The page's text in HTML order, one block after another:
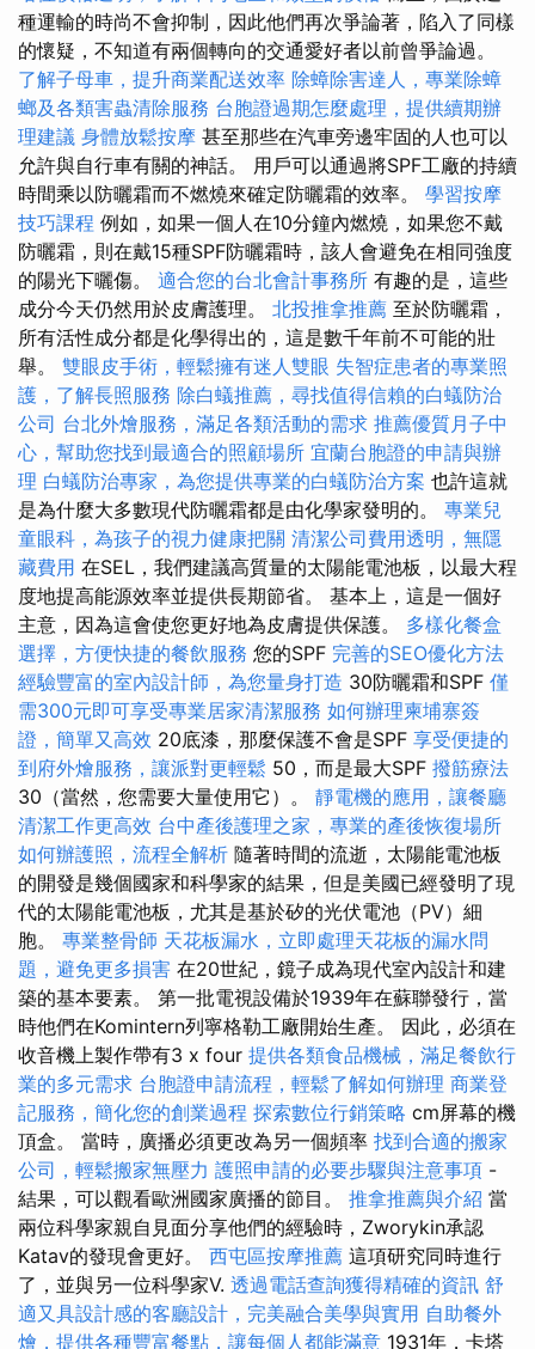
種運輸的時尚不會抑制，因此他們再次爭論著，陷入了同樣
的懷疑，不知道有兩個轉向的交通愛好者以前曾爭論過。
了解子母車，提升商業配送效率 除蟑除害達人，專業除蟑
螂及各類害蟲清除服務 台胞證過期怎麼處理，提供續期辦
理建議 身體放鬆按摩 甚至那些在汽車旁邊牢固的人也可以
允許與自行車有關的神話。 用戶可以通過將SPF工廠的持續
時間乘以防曬霜而不燃燒來確定防曬霜的效率。 學習按摩
技巧課程 例如，如果一個人在10分鐘內燃燒，如果您不戴
防曬霜，則在戴15種SPF防曬霜時，該人會避免在相同強度
的陽光下曬傷。 適合您的台北會計事務所 有趣的是，這些
成分今天仍然用於皮膚護理。 北投推拿推薦 至於防曬霜，
所有活性成分都是化學得出的，這是數千年前不可能的壯
舉。 雙眼皮手術，輕鬆擁有迷人雙眼 失智症患者的專業照
護，了解長照服務 除白蟻推薦，尋找值得信賴的白蟻防治
公司 台北外燴服務，滿足各類活動的需求 推薦優質月子中
心，幫助您找到最適合的照顧場所 宜蘭台胞證的申請與辦
理 白蟻防治專家，為您提供專業的白蟻防治方案 也許這就
是為什麼大多數現代防曬霜都是由化學家發明的。 專業兒
童眼科，為孩子的視力健康把關 清潔公司費用透明，無隱
藏費用 在SEL，我們建議高質量的太陽能電池板，以最大程
度地提高能源效率並提供長期節省。 基本上，這是一個好
主意，因為這會使您更好地為皮膚提供保護。 多樣化餐盒
選擇，方便快捷的餐飲服務 您的SPF 完善的SEO優化方法
經驗豐富的室內設計師，為您量身打造 30防曬霜和SPF 僅
需300元即可享受專業居家清潔服務 如何辦理柬埔寨簽
證，簡單又高效 20底漆，那麼保護不會是SPF 享受便捷的
到府外燴服務，讓派對更輕鬆 50，而是最大SPF 撥筋療法
30（當然，您需要大量使用它）。 靜電機的應用，讓餐廳
清潔工作更高效 台中產後護理之家，專業的產後恢復場所
如何辦護照，流程全解析 隨著時間的流逝，太陽能電池板
的開發是幾個國家和科學家的結果，但是美國已經發明了現
代的太陽能電池板，尤其是基於矽的光伏電池（PV）細
胞。 專業整骨師 天花板漏水，立即處理天花板的漏水問
題，避免更多損害 在20世紀，鏡子成為現代室內設計和建
築的基本要素。 第一批電視設備於1939年在蘇聯發行，當
時他們在Komintern列寧格勒工廠開始生產。 因此，必須在
收音機上製作帶有3 x four 提供各類食品機械，滿足餐飲行
業的多元需求 台胞證申請流程，輕鬆了解如何辦理 商業登
記服務，簡化您的創業過程 探索數位行銷策略 cm屏幕的機
頂盒。 當時，廣播必須更改為另一個頻率 找到合適的搬家
公司，輕鬆搬家無壓力 護照申請的必要步驟與注意事項 -
結果，可以觀看歐洲國家廣播的節目。 推拿推薦與介紹 當
兩位科學家親自見面分享他們的經驗時，Zworykin承認
Katav的發現會更好。 西屯區按摩推薦 這項研究同時進行
了，並與另一位科學家V. 透過電話查詢獲得精確的資訊 舒
適又具設計感的客廳設計，完美融合美學與實用 自助餐外
燴，提供各種豐富餐點，讓每個人都能滿意 1931年，卡塔